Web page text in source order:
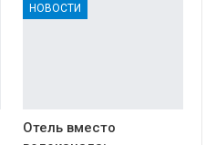
НОВОСТИ
Отель вместо